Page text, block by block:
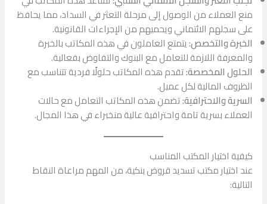
منع العملاء من الوصول إلى مرحلة التعثر في السداد، مما يحافظ
على سجلهم الائتماني ويحميهم من الإجراءات القانونية.
الخبرة والتخصص:يتمتع العاملون في هذه المكاتب بالخبرة
والمعرفة اللازمة للتعامل مع البنوك والتفاوض بفعالية.
الحلول المخصصة:تقدم هذه المكاتب حلولًا فردية تتناسب مع
الظروف المالية لكل عميل.
السرية والاحترافية:تضمن هذه المكاتب التعامل مع حالات
العملاء بسرية تامة واحترافية عالية منخبراء في هذا المجال.
كيفية اختيار المكتب المناسب
عند اختيار مكتب تسديد قروض بنكية، من المهم مراعاة النقاط
التالية: